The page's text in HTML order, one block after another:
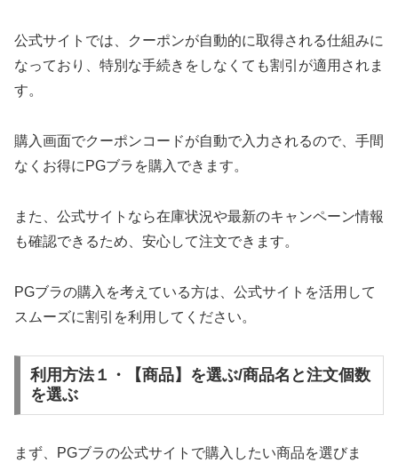
公式サイトでは、クーポンが自動的に取得される仕組みに
なっており、特別な手続きをしなくても割引が適用されま
す。
購入画面でクーポンコードが自動で入力されるので、手間
なくお得にPGブラを購入できます。
また、公式サイトなら在庫状況や最新のキャンペーン情報
も確認できるため、安心して注文できます。
PGブラの購入を考えている方は、公式サイトを活用して
スムーズに割引を利用してください。
利用方法１・【商品】を選ぶ/商品名と注文個数
を選ぶ
まず、PGブラの公式サイトで購入したい商品を選びま